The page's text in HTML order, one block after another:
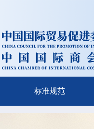
标准规范